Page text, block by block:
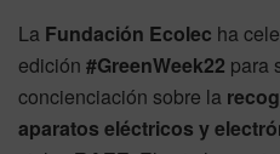
La Fundación Ecolec ha
edición #GreenWeek22 para
concienciación sobre la
aparatos eléctricos y